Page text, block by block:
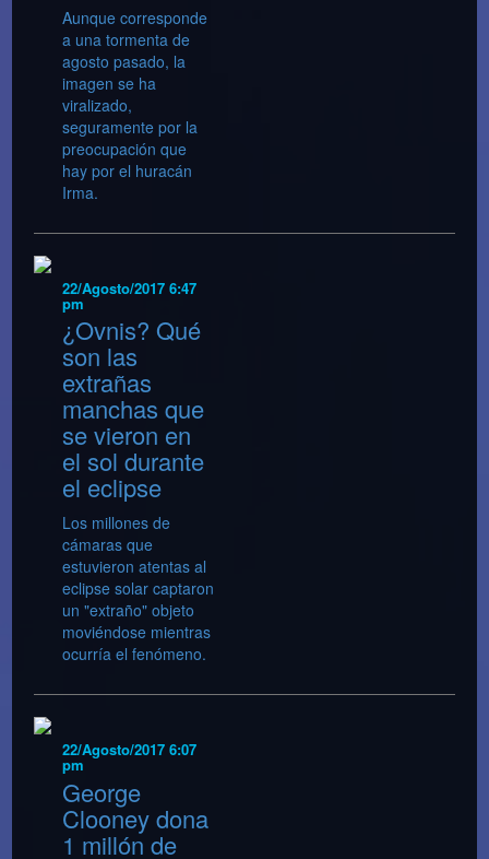
Aunque corresponde
a una tormenta de
agosto pasado, la
imagen se ha
viralizado,
seguramente por la
preocupación que
hay por el huracán
Irma.
22/Agosto/2017 6:47
pm
¿Ovnis? Qué
son las
extrañas
manchas que
se vieron en
el sol durante
el eclipse
Los millones de
cámaras que
estuvieron atentas al
eclipse solar captaron
un "extraño" objeto
moviéndose mientras
ocurría el fenómeno.
22/Agosto/2017 6:07
pm
George
Clooney dona
1 millón de